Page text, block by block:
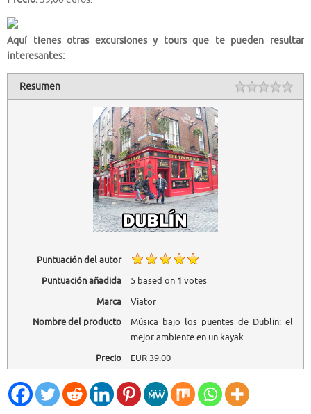
Aquí tienes otras excursiones y tours que te pueden resultar
interesantes:
Resumen
Puntuación del autor
Puntuación añadida
5based on 1 votes
Marca
Viator
Nombre del producto
Música bajo los puentes de Dublín: el
mejor ambiente en un kayak
Precio
EUR39.00